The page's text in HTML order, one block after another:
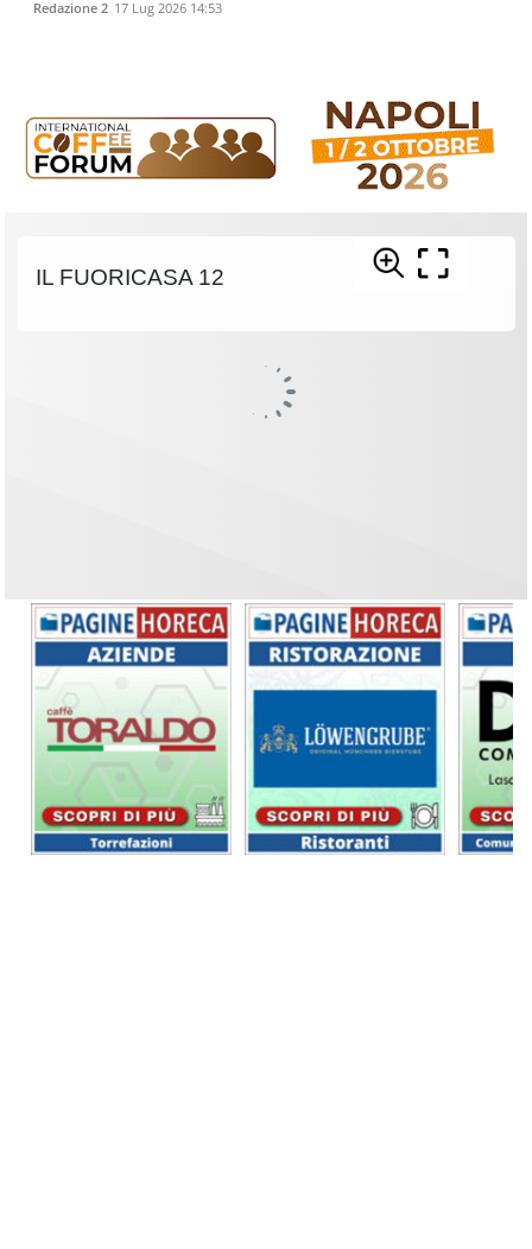
Redazione 2 17 Lug 2026 14:53